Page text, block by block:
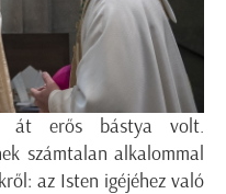
át erős bástya volt.
számtalan alkalommal
az Isten igéjéhez való